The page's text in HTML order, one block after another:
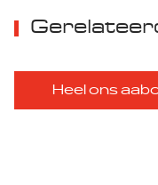
Heel ons